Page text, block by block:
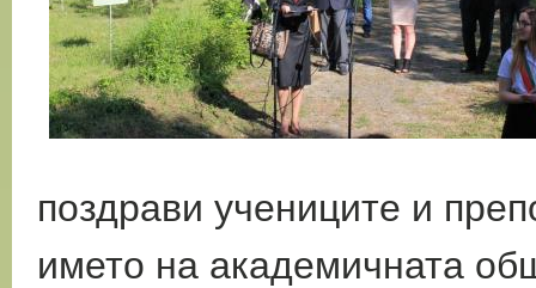
поздрави учениците и
името на академичната